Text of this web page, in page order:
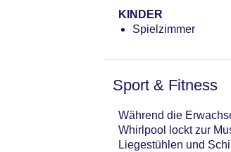
KINDER
Spielzimmer
Sport & Fitness
Während die
Whirlpool lockt zur
Liegestühlen und